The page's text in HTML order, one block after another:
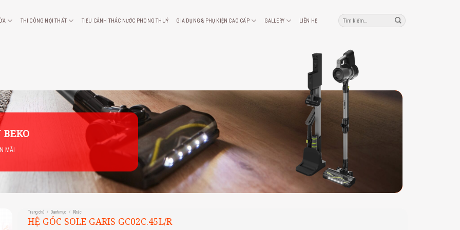
THI CÔNG NỘI THẤT TIỂU CẢNH THÁC NƯỚC PHONG THUỶ GIA DỤNG & PHỤ KIỆN CAO CẤP GALLERY LIÊN HỆ
Tìm
kiếm:
MÃI
Trang chủ / Danh mục / Khác
HỆ GÓC SOLE GARIS GC02C.45L/R